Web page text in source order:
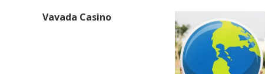
Vavada Casino